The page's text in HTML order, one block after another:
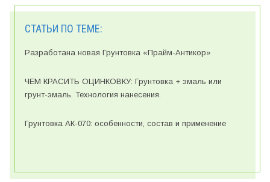
СТАТЬИ ПО ТЕМЕ:
Разработана новая Грунтовка «Прайм-Антикор»
ЧЕМ КРАСИТЬ ОЦИНКОВКУ: Грунтовка + эмаль или
грунт-эмаль. Технология нанесения.
Грунтовка АК-070: особенности, состав и применение